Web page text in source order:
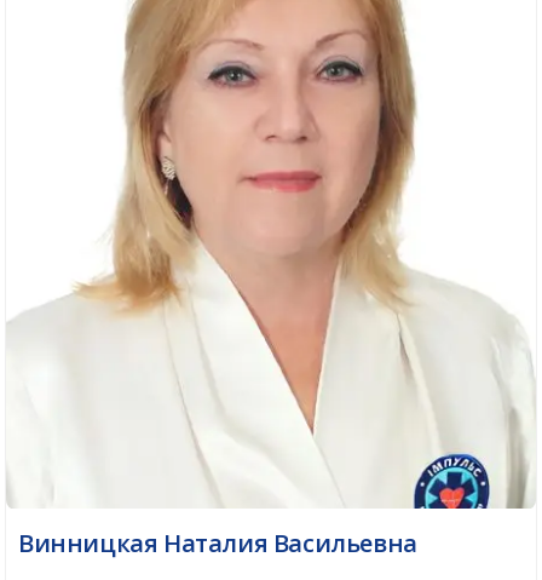
Винницкая Наталия Васильевна